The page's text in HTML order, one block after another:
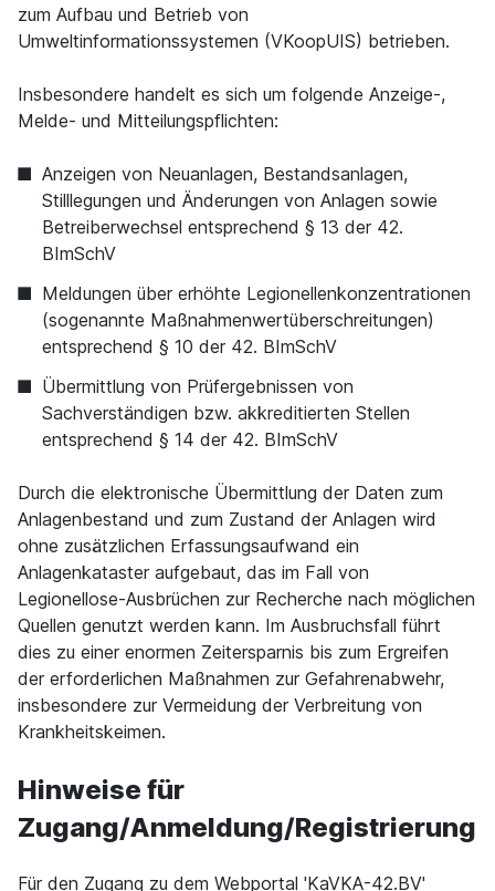
zum Aufbau und Betrieb von
Umweltinformationssystemen (VKoopUIS) betrieben.
Insbesondere handelt es sich um folgende Anzeige-,
Melde- und Mitteilungspflichten:
Anzeigen von Neuanlagen, Bestandsanlagen,
Stilllegungen und Änderungen von Anlagen sowie
Betreiberwechsel entsprechend § 13 der 42.
BImSchV
Meldungen über erhöhte Legionellenkonzentrationen
(sogenannte Maßnahmenwertüberschreitungen)
entsprechend § 10 der 42. BImSchV
Übermittlung von Prüfergebnissen von
Sachverständigen bzw. akkreditierten Stellen
entsprechend § 14 der 42. BImSchV
Durch die elektronische Übermittlung der Daten zum
Anlagenbestand und zum Zustand der Anlagen wird
ohne zusätzlichen Erfassungsaufwand ein
Anlagenkataster aufgebaut, das im Fall von
Legionellose-Ausbrüchen zur Recherche nach möglichen
Quellen genutzt werden kann. Im Ausbruchsfall führt
dies zu einer enormen Zeitersparnis bis zum Ergreifen
der erforderlichen Maßnahmen zur Gefahrenabwehr,
insbesondere zur Vermeidung der Verbreitung von
Krankheitskeimen.
Hinweise für
Zugang/Anmeldung/Registrierung
Für den Zugang zu dem Webportal 'KaVKA-42.BV'